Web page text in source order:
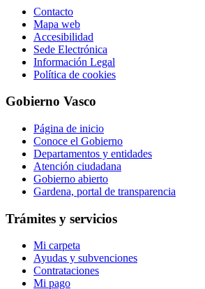
Contacto
Mapa web
Accesibilidad
Sede Electrónica
Información Legal
Política de cookies
Gobierno Vasco
Página de inicio
Conoce el Gobierno
Departamentos y entidades
Atención ciudadana
Gobierno abierto
Gardena, portal de transparencia
Trámites y servicios
Mi carpeta
Ayudas y subvenciones
Contrataciones
Mi pago